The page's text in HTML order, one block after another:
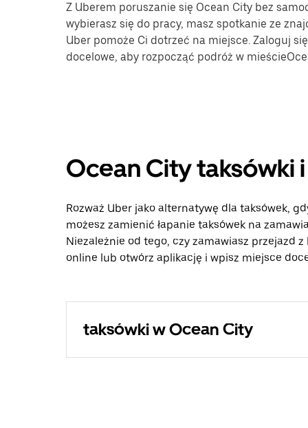
Z Uberem poruszanie się Ocean City bez
wybierasz się do pracy, masz spotkanie ze
Uber pomoże Ci dotrzeć na miejsce. Zaloguj
docelowe, aby rozpocząć podróż w
Ocean City taksówki
Rozważ Uber jako alternatywę dla taksówek,
możesz zamienić łapanie taksówek na
Niezależnie od tego, czy zamawiasz przejazd
online lub otwórz aplikację i wpisz miejsce
taksówki w Ocean City